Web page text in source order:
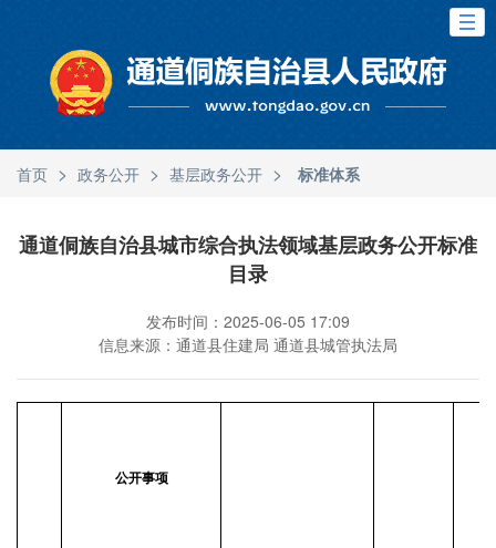
首页 > 政务公开 > 基层政务公开 > 标准体系
通道侗族自治县城市综合执法领域基层政务公开标准
目录
发布时间：2025-06-05 17:09
信息来源：通道县住建局 通道县城管执法局
公开事项